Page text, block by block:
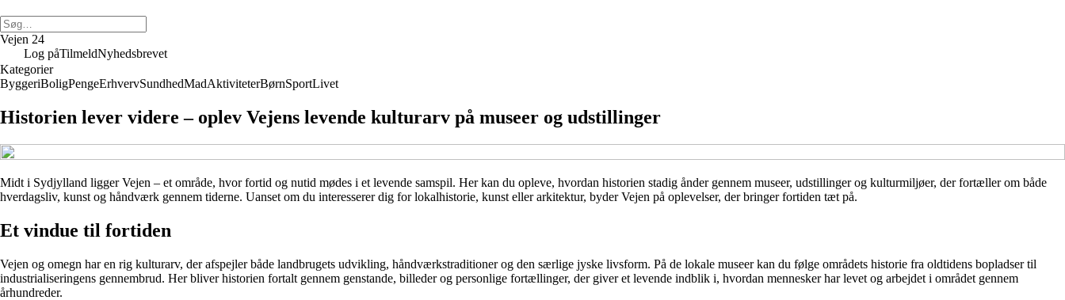
Vejen 24
Log påTilmeldNyhedsbrevet
Kategorier
ByggeriBoligPengeErhvervSundhedMadAktiviteterBørnSportLivet
Historien lever videre – oplev Vejens levende kulturarv på museer og udstillinger
Midt i Sydjylland ligger Vejen – et område, hvor fortid og nutid mødes i et levende samspil. Her kan du opleve, hvordan historien stadig ånder gennem museer, udstillinger og kulturmiljøer, der fortæller om både
hverdagsliv, kunst og håndværk gennem tiderne. Uanset om du interesserer dig for lokalhistorie, kunst eller arkitektur, byder Vejen på oplevelser, der bringer fortiden tæt på.
Et vindue til fortiden
Vejen og omegn har en rig kulturarv, der afspejler både landbrugets udvikling, håndværkstraditioner og den særlige jyske livsform. På de lokale museer kan du følge områdets historie fra oldtidens bopladser til
industrialiseringens gennembrud. Her bliver historien fortalt gennem genstande, billeder og personlige fortællinger, der giver et levende indblik i, hvordan mennesker har levet og arbejdet i området gennem
århundreder.